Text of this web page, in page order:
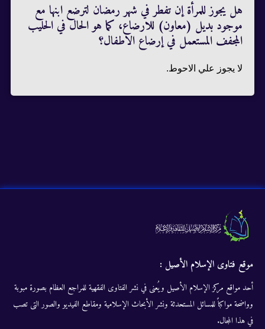
هل يجوز للمرأة إن تفطر في شهر رمضان لترضع ابنها مع
موجود بديل (معاون) للارضاع، كما هو الحال في الحليب
المجفف المستعمل في إرضاع الاطفال؟
لا يجوز علي الاحوط.
موقع فتاوى الإسلام الأصيل :
أحد مواقع مركز الإسلام الأصيل ويُعنى في نشر الفتاوى الفقهية للمراجع العظام بصورة مبوبة
وواضحة مواكباً للمسائل المستحدثة ونشر الأبحاث الإسلامية ومقاطع الفيديو والصور التى تصب
في هذا المجال.